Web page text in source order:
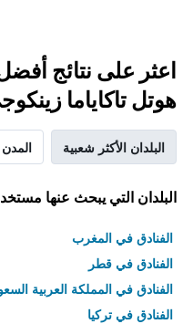
اعثر على نتائج
هوتل تاكاياما
البلدان الأكثر شعبية المدن
البلدان التي يبحث عنها
الفنادق في المغرب
الفنادق في قطر
الفنادق في المملكة العربية
الفنادق في تركيا